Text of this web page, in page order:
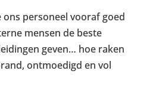
ons personeel vooraf goed
mensen de beste
geven… hoe raken
ontmoedigd en vol